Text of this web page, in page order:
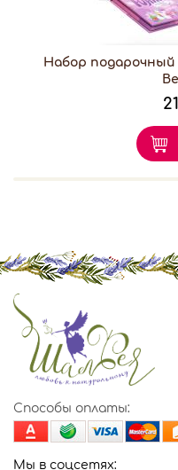
Набор
Способы оплаты:
Мы в соцсетях: